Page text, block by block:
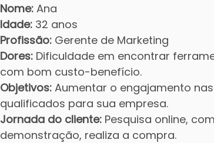
Nome: Ana
Idade: 32 anos
Profissão: Gerente de Marketing
Dores: Dificuldade em encontrar
com bom custo-benefício.
Objetivos: Aumentar o engajamento
qualificados para sua empresa.
Jornada do cliente: Pesquisa online,
demonstração, realiza a compra.